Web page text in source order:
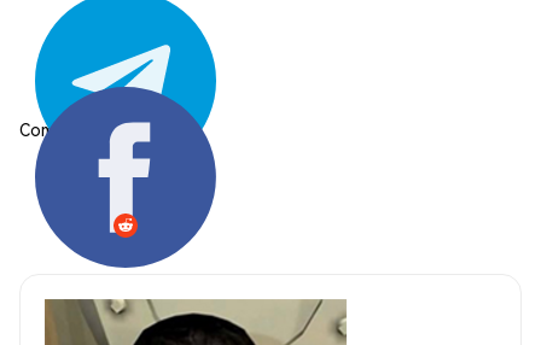
Compartir: